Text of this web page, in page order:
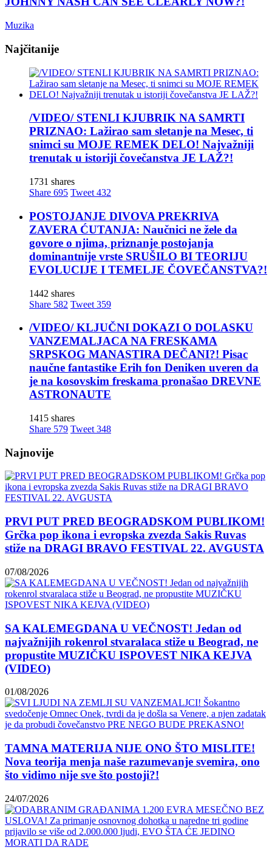
Muzika
Najčitanije
/VIDEO/ STENLI KJUBRIK NA SAMRTI
PRIZNAO: Lažirao sam sletanje na Mesec, ti
snimci su MOJE REMEK DELO! Najvažniji
trenutak u istoriji čovečanstva JE LAŽ?!
1731 shares
Share 695 Tweet 432
POSTOJANJE DIVOVA PREKRIVA
ZAVERA ĆUTANJA: Naučnici ne žele da
govore o njima, priznanje postojanja
dominantnije vrste SRUŠILO BI TEORIJU
EVOLUCIJE I TEMELJE ČOVEČANSTVA?!
1442 shares
Share 582 Tweet 359
/VIDEO/ KLJUČNI DOKAZI O DOLASKU
VANZEMALJACA NA FRESKAMA
SRPSKOG MANASTIRA DEČANI?! Pisac
naučne fantastike Erih fon Deniken uveren da
je na kosovskim freskama pronašao DREVNE
ASTRONAUTE
1415 shares
Share 579 Tweet 348
Najnovije
PRVI PUT PRED BEOGRADSKOM PUBLIKOM!
Grčka pop ikona i evropska zvezda Sakis Ruvas
stiže na DRAGI BRAVO FESTIVAL 22. AVGUSTA
07/08/2026
SA KALEMEGDANA U VEČNOST! Jedan od
najvažnijih rokenrol stvaralaca stiže u Beograd, ne
propustite MUZIČKU ISPOVEST NIKA KEJVA
(VIDEO)
01/08/2026
TAMNA MATERIJA NIJE ONO ŠTO MISLITE!
Nova teorija menja naše razumevanje svemira, ono
što vidimo nije sve što postoji?!
24/07/2026